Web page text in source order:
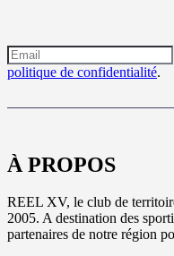
politique de confidentialité.
À PROPOS
REEL XV, le club de
2005. A destination des
partenaires de notre région